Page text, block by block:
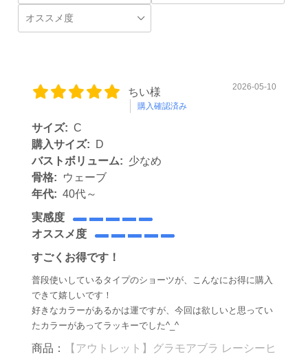
ちい様
購入確認済み
2026-05-10
サイズ: C
購入サイズ:
D
バストボリューム: 少なめ
骨格:
ウェーブ
年代: 40代～
実感度
オススメ度
すごくお得です！
普段使いしているタイプのショーツが、こんなにお得に購入
できて嬉しいです！
好きなカラーがあるかは運ですが、今回は欲しいと思ってい
たカラーがあってラッキーでした^_^
商品：
【アウトレット】グラモアブラ レーシーヒ